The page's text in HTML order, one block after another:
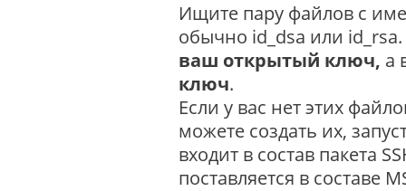
Ищите пару файлов с
обычно id_dsa или
ваш открытый ключ, а
ключ.
Если у вас нет этих
можете создать их,
входит в состав пакета
поставляется в составе